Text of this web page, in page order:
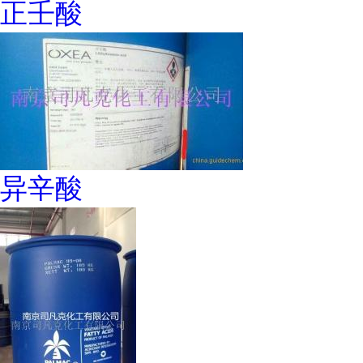
正壬酸
异辛酸